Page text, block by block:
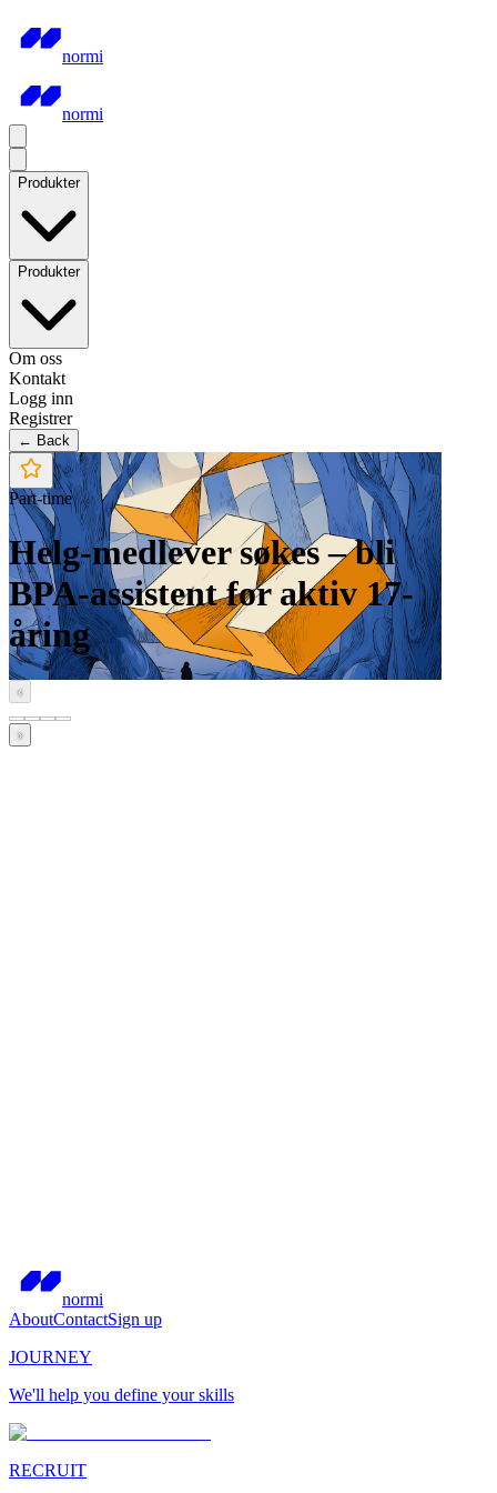
normi
normi
Produkter
Produkter
Om oss
Kontakt
Logg inn
Registrer
← Back
Part-time
Helg-medlever søkes – bli
BPA-assistent for aktiv 17-
åring
‹
›
normi
AboutContactSign up
JOURNEY
We'll help you define your skills
RECRUIT